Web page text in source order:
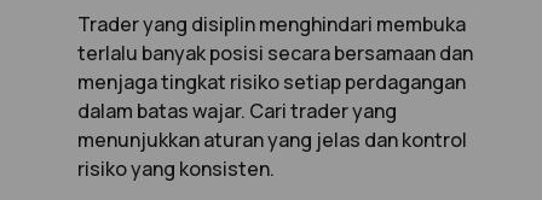
Trader yang disiplin menghindari membuka
terlalu banyak posisi secara bersamaan dan
menjaga tingkat risiko setiap perdagangan
dalam batas wajar. Cari trader yang
menunjukkan aturan yang jelas dan kontrol
risiko yang konsisten.